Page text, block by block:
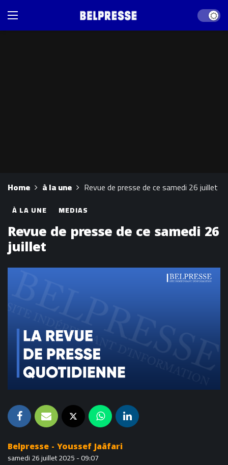
Dark
Home à la une Revue de presse de ce samedi 26 juillet
À LA UNE MEDIAS
Revue de presse de ce samedi 26
juillet
Belpresse - Youssef Jaâfari
samedi 26 juillet 2025 - 09:07